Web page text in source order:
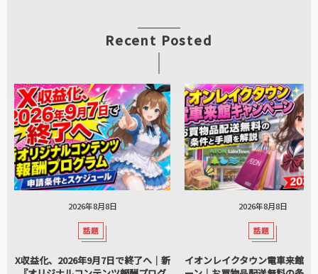
Recent Posted
2026年8月8日
話題
X収益化、2026年9月7日で終了へ｜新
2026年8月8日
話題
イオンレイクタウン電車来館キ